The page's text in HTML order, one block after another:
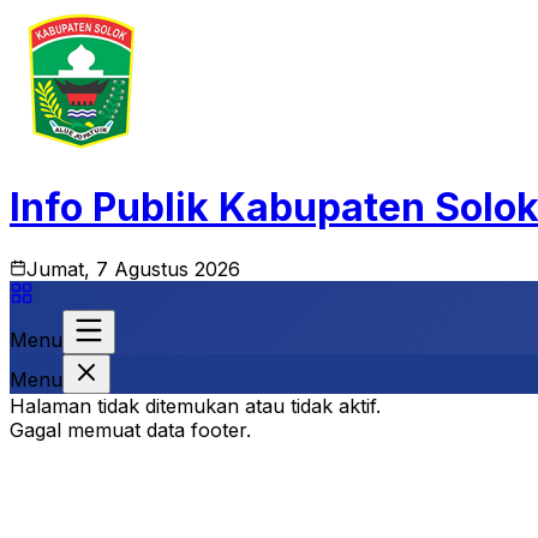
Info Publik Kabupaten Solok
Jumat, 7 Agustus 2026
Menu
Menu
Halaman tidak ditemukan atau tidak aktif.
Gagal memuat data footer.